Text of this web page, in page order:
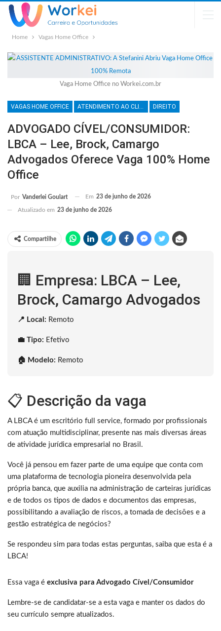
Home Vagas Home Office
Vaga Home Office no Workei.com.br
VAGAS HOME OFFICE ATENDIMENTO AO CLIENTE DIREITO
ADVOGADO CÍVEL/CONSUMIDOR:
LBCA – Lee, Brock, Camargo
Advogados Oferece Vaga 100% Home
Office
Por Vanderlei Goulart Em 23 de junho de 2026
Atualizado em 23 de junho de 2026
Compartilhe
🏢 Empresa: LBCA – Lee,
Brock, Camargo Advogados
📍 Local: Remoto
💼 Tipo: Efetivo
🏠 Modelo: Remoto
📋 Descrição da vaga
A LBCA é um escritório full service, formado por profissionais
com atuação multidisciplinar, presente nas mais diversas áreas
de atividade jurídica empresarial no Brasil.
Você já pensou em fazer parte de uma equipe que conta com
uma plataforma de tecnologia pioneira desenvolvida pela
própria banca, que auxilia na administração de carteiras jurídicas
e de todos os tipos de dados e documentos das empresas,
possibilitando a avaliação de riscos, a tomada de decisões e a
gestão estratégica de negócios?
Se respondeu sim para todas estas perguntas, saiba que esta é a
LBCA!
Essa vaga é exclusiva para Advogado Cível/Consumidor
Lembre-se de candidatar-se a esta vaga e manter os dados do
seu currículo sempre atualizados.